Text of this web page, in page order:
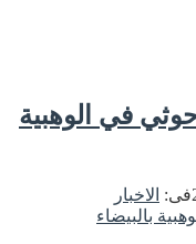
في الوهبية
فى: الاخبار